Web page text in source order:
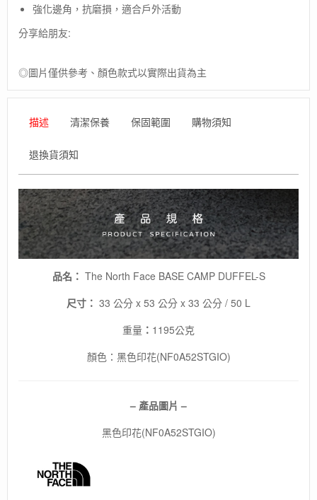
L
水
行
包
/
包
/
冬
季
旅
強化邊角，抗磨損，適合戶外活動
分享給朋友:
◎圖片僅供參考、顏色款式以實際出貨為主
描述 清潔保養 保固範圍 購物須知
退換貨須知
品名： The North Face BASE CAMP DUFFEL-S
尺寸： 33 公分 x 53 公分 x 33 公分 / 50 L
重量 ： 1195公克
顏色：黑色印花(NF0A52STGIO)
– 產品圖片 –
黑色印花(NF0A52STGIO)